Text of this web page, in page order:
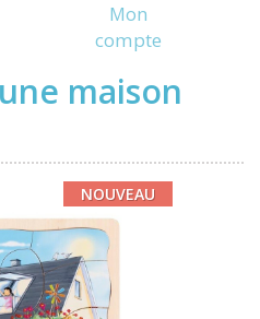
Mon
compte
maison
NOUVEAU